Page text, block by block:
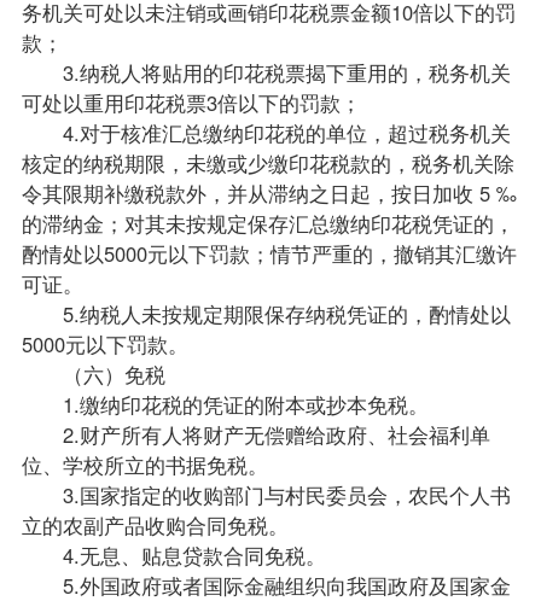
务机关可处以未注销或画销印花税票金额10倍以下的罚
款；
3.纳税人将贴用的印花税票揭下重用的，税务机关
可处以重用印花税票3倍以下的罚款；
4.对于核准汇总缴纳印花税的单位，超过税务机关
核定的纳税期限，未缴或少缴印花税款的，税务机关除
令其限期补缴税款外，并从滞纳之日起，按日加收 5 ‰
的滞纳金；对其未按规定保存汇总缴纳印花税凭证的，
酌情处以5000元以下罚款；情节严重的，撤销其汇缴许
可证。
5.纳税人未按规定期限保存纳税凭证的，酌情处以
5000元以下罚款。
（六）免税
1.缴纳印花税的凭证的附本或抄本免税。
2.财产所有人将财产无偿赠给政府、社会福利单
位、学校所立的书据免税。
3.国家指定的收购部门与村民委员会，农民个人书
立的农副产品收购合同免税。
4.无息、贴息贷款合同免税。
5.外国政府或者国际金融组织向我国政府及国家金